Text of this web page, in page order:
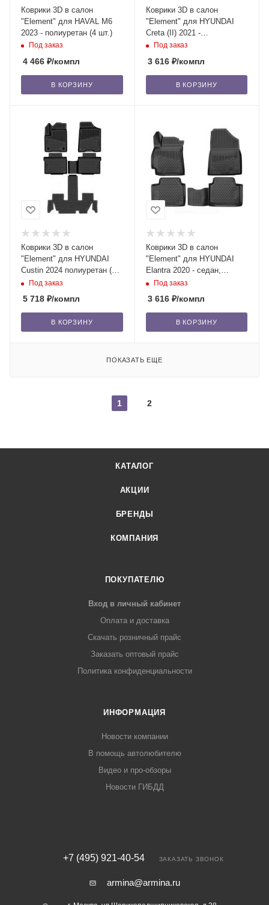
Коврики 3D в салон
"Element" для HAVAL M6
2023 - полиуретан (4 шт.)
Под заказ
4 466 ₽/компл
В КОРЗИНУ
Коврики 3D в салон
"Element" для HYUNDAI
Creta (II) 2021 -
Внедорожник 5 дв. (4шт.)
Под заказ
3 616₽/компл
В КОРЗИНУ
Коврики 3D в салон
"Element" для HYUNDAI
Custin 2024 полиуретан (5
шт.)Под заказ
5 718 ₽/компл
В КОРЗИНУ
Коврики 3D в салон
"Element" для HYUNDAI
Elantra 2020 - седан,
полиуретан (4 шт.)
Под заказ
3 616₽/компл
В КОРЗИНУ
ПОКАЗАТЬ ЕЩЕ
1 2
КАТАЛОГ
АКЦИИ
БРЕНДЫ
КОМПАНИЯ
ПОКУПАТЕЛЮ
Вход в личный кабинет
Оплата и доставка
Скачать розничный прайс
Заказать оптовый прайс
Политика конфиденциальности
ИНФОРМАЦИЯ
Новости компании
В помощь автолюбителю
Видео и про-обзоры
Новости ГИБДД
+7 (495) 921-40-54 ЗАКАЗАТЬ ЗВОНОК
armina@armina.ru